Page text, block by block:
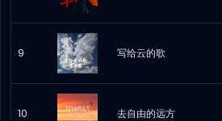
9 写给云的歌
10 去自由的远方